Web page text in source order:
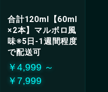
合計120ml【60ml
×2本】マルボロ風
味※5日-1週間程度
で配送可
￥4,999 ～
￥7,999